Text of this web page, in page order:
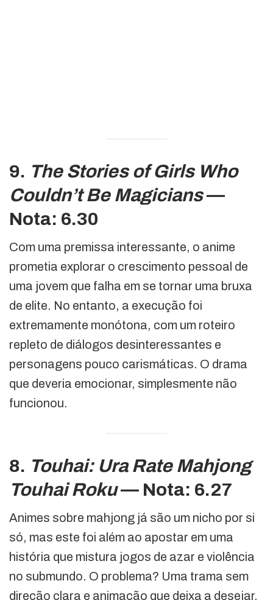
9. The Stories of Girls Who
Couldn’t Be Magicians—
Nota: 6.30
Com uma premissa interessante, o anime
prometia explorar o crescimento pessoal de
uma jovem que falha em se tornar uma bruxa
de elite. No entanto, a execução foi
extremamente monótona, com um roteiro
repleto de diálogos desinteressantes e
personagens pouco carismáticas. O drama
que deveria emocionar, simplesmente não
funcionou.
8. Touhai: Ura Rate Mahjong
Touhai Roku— Nota: 6.27
Animes sobre mahjong já são um nicho por si
só, mas este foi além ao apostar em uma
história que mistura jogos de azar e violência
no submundo. O problema? Uma trama sem
direção clara e animação que deixa a desejar.